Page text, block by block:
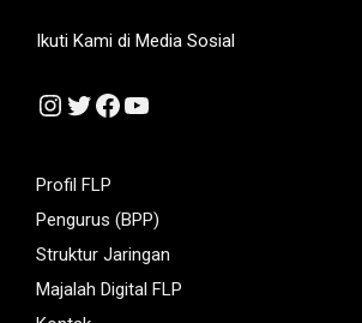
Ikuti Kami di Media Sosial
Instagram
Twitter
Facebook
YouTube
Profil FLP
Pengurus (BPP)
Struktur Jaringan
Majalah Digital FLP